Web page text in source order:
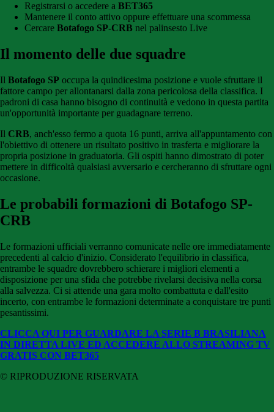
Registrarsi o accedere a BET365
Mantenere il conto attivo oppure effettuare una scommessa
Cercare Botafogo SP-CRB nel palinsesto Live
Il momento delle due squadre
Il Botafogo SP occupa la quindicesima posizione e vuole sfruttare il
fattore campo per allontanarsi dalla zona pericolosa della classifica. I
padroni di casa hanno bisogno di continuità e vedono in questa partita
un'opportunità importante per guadagnare terreno.
Il CRB, anch'esso fermo a quota 16 punti, arriva all'appuntamento con
l'obiettivo di ottenere un risultato positivo in trasferta e migliorare la
propria posizione in graduatoria. Gli ospiti hanno dimostrato di poter
mettere in difficoltà qualsiasi avversario e cercheranno di sfruttare ogni
occasione.
Le probabili formazioni di Botafogo SP-
CRB
Le formazioni ufficiali verranno comunicate nelle ore immediatamente
precedenti al calcio d'inizio. Considerato l'equilibrio in classifica,
entrambe le squadre dovrebbero schierare i migliori elementi a
disposizione per una sfida che potrebbe rivelarsi decisiva nella corsa
alla salvezza. Ci si attende una gara molto combattuta e dall'esito
incerto, con entrambe le formazioni determinate a conquistare tre punti
pesantissimi.
CLICCA QUI PER GUARDARE LA SERIE B BRASILIANA
IN DIRETTA LIVE ED ACCEDERE ALLO STREAMING TV
GRATIS CON BET365
© RIPRODUZIONE RISERVATA